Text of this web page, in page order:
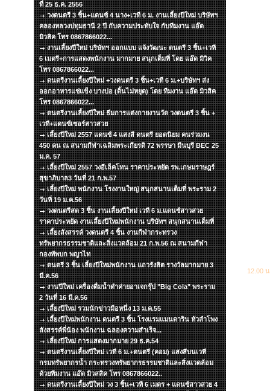
ที่ 25 ธ.ค. 2556
วงดนตรี 3 ชิ้น+แดนซ์ 4 นาง+เวที 6 ม. งานเลี้ยงปีใหม่ บริษัทฯ
คลองหลวงปทุมธานี 2 ปี กับความประทับใจ กับทีมงาน แอ๊ด
มิวสิค โทร 0867866022...
งานเลี้ยงปีใหม่ บริษัทฯ ออกแบบ แจ้งวัฒนะ ดนตรี 3 ชิ้น+เวที
6 เมตรี+การแสดงพนักงาน มากมาย สนุกเต็มที่ โดย แอ๊ด มิวิค
โทร 0867866022...
ดนตรีงานเลี้ยงปีใหม่ +วงดนตรี 3 ชิ้น+เวที 6 ม.+บริษัทฯ ส่ง
ออกอาหารแช่แข็ง บางบ่อ (ดิ้นไม่หยุด) โดย ทีมงาน แอ๊ด มิวสิค
โทร 0867866022...
ดนตรีงานเลี้ยงปีใหม่ ธีมการแต่งกายงานวัด วงดนตรี 3 ชิ้น +
เวที+แดนซ์เซอร์สาวสวย
เลี้ยงปีใหม่ 2557 แดนซ์ 4 แสงสี ดนตรี ยอดนิยม คนร่วมงน
450 คน ณ สนามกีฬาเฉลิมพระเกียรติ 72 พรรษา มีนบุรี BEC 25
ม.ค. 57
เลี้ยงปีใหม่ 2557 วงอีเล็คโทน ราคาประหยัด รพ.เกษมราษฎร์
สุขาภิบาล3 วันที่ 21 ก.พ.57
เลี้ยงปีใหม่ พนักงาน โรงงานใหญ่ สนุกสนานเต็มที่ พระราม 2
วันที่ 19 ม.ค.56
วงดนตรีสด 3 ชิ้น งานเลี้ยงปีใหม่ เวที 6 ม.แดนซ์สาวสวย
ราคาประหยัด งานเลี้ยงปีใหม่พนักงาน บริษัทฯ สนุกสนานเต็มที่
เลี้ยงสังสรรค์ วงดนตรี 4 ชิ้น งานกีฬากระทรวง
ทรัพยากรธรรมชาติและสิ่งแวดล้อม 21 ก.พ.56 ณ สนามกีฬา
กองทัพบก พญาไท
ดนตรี 3 ชิ้น เลี้ยงปีใหม่พนักงาน แถวรังสิต รางวัลมากมาย 3
มี.ค.56
งานปีใหม่ เครื่องดื่มน้ำดำค่ายอาเจกรุ๊ป "Big Cola" พระราม
2 วันที่ 16 มี.ค.56
เลี้ยงปีใหม่ รวมนักข่าวมือหนึ่ง 13 ม.ค.55
เลี้ยงปีใหม่พนักงาน ดนตรี 3 ชิ้น โรงแรมแมนดาริน หัวลำโพง
สังสรรค์พี่น้อง พนักงาน ฉลองความสำเร็จ...
เลี้ยงปีใหม่ การแสดงมากมาย 29 ธ.ค.54
ดนตรีงานเลี้ยงปีใหม่ เวที 6 ม.+ดนตรี (คอม) แสงสีบนเวที
กรมทรัพยากรน้ำ กระทรวงทรัพยากรธรรมชาติและสิ่งแวดล้อม
ด้วยทีมงาน แอ๊ด มิวสสิค โทร 0867866022..
ดนตรีงานเลี้ยงปีใหม่ วง 3 ชิ้น+เวที 6 เมตร + แดนซ์สาวสวย 4
12.00